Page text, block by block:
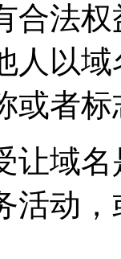
合法
人以
或者标
让域
活动